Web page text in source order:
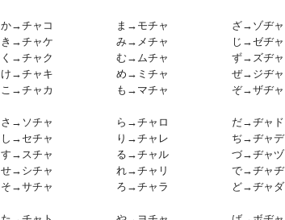
か→チャコ ま→モチャ ざ→ゾヂャ
き→チャケ み→メチャ じ→ゼヂャ
く→チャク む→ムチャ ず→ズヂャ
け→チャキ め→ミチャ ぜ→ジヂャ
こ→チャカ も→マチャ ぞ→ザヂャ
さ→ソチャ ら→チャロ だ→ヂャド
し→セチャ り→チャレ ぢ→ヂャデ
す→スチャ る→チャル づ→ヂャヅ
せ→シチャ れ→チャリ で→ヂャヂ
そ→サチャ ろ→チャラ ど→ヂャダ